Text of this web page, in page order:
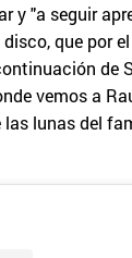
y "a seguir
que por
de
vemos a
las lunas del